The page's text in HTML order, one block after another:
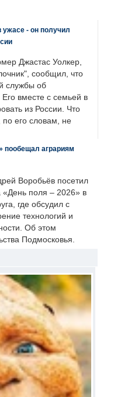
- он получил
Джастас Уолкер,
сообщил, что
службы об
вместе с семьей в
из России. Что
по его словам, не
пообещал аграриям
Воробьёв посетил
«День поля – 2026» в
где обсудил с
технологий и
Об этом
Подмосковья.